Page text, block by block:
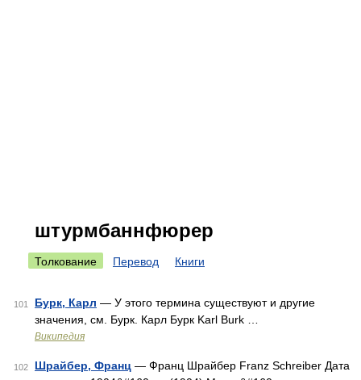
штурмбаннфюрер
Толкование Перевод Книги
101 Бурк, Карл — У этого термина существуют и другие
значения, см. Бурк. Карл Бурк Karl Burk …
Википедия
102 Шрайбер, Франц — Франц Шрайбер Franz Schreiber Дата